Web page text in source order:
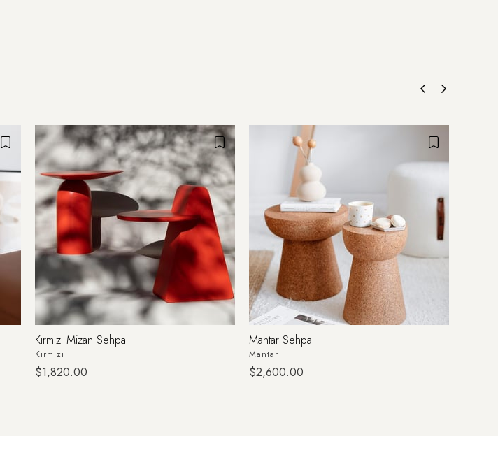
Kırmızı Mizan Sehpa
Kırmızı
$1,820.00
Mantar Sehpa
Mantar
$2,600.00